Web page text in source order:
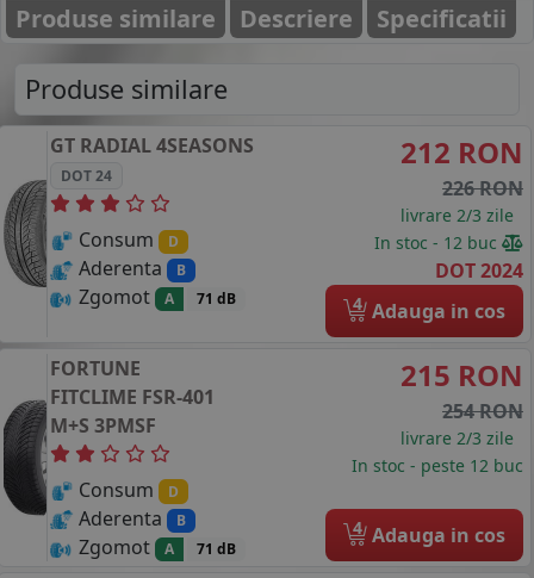
Produse similare Descriere Specificatii
Produse similare
GT RADIAL 4SEASONS
DOT 24
Consum D
Aderenta B
Zgomot A 71 dB
212 RON
226 RON
livrare 2/3 zile
In stoc - 12 buc
DOT 2024
4 Adauga in cos
FORTUNE
FITCLIME FSR-401
M+S 3PMSF
Consum D
Aderenta B
Zgomot A 71 dB
215 RON
254 RON
livrare 2/3 zile
In stoc - peste 12 buc
4 Adauga in cos